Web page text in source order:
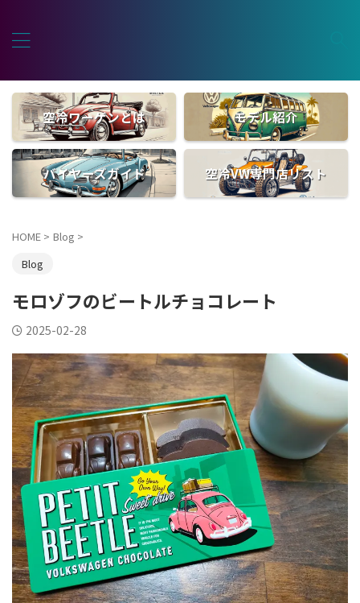
空冷ワーゲンとは モデル紹介
バイヤーズガイド 空冷VW専門店リスト
HOME > Blog >
Blog
モロゾフのビートルチョコレート
2025-02-28